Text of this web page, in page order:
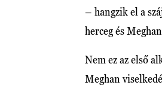
– hangzik el a
herceg és
Nem ez az első
Meghan